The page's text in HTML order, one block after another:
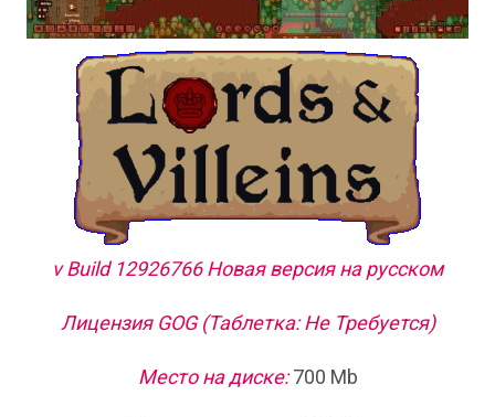
v Build 12926766 Новая версия на русском
Лицензия GOG (Таблетка: Не Требуется)
Место на диске:700 Mb